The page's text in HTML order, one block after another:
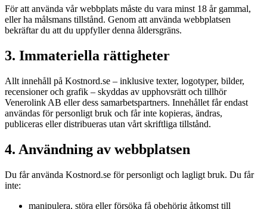
För att använda vår webbplats måste du vara minst 18 år gammal,
eller ha målsmans tillstånd. Genom att använda webbplatsen
bekräftar du att du uppfyller denna åldersgräns.
3. Immateriella rättigheter
Allt innehåll på Kostnord.se – inklusive texter, logotyper, bilder,
recensioner och grafik – skyddas av upphovsrätt och tillhör
Venerolink AB eller dess samarbetspartners. Innehållet får endast
användas för personligt bruk och får inte kopieras, ändras,
publiceras eller distribueras utan vårt skriftliga tillstånd.
4. Användning av webbplatsen
Du får använda Kostnord.se för personligt och lagligt bruk. Du får
inte:
manipulera, störa eller försöka få obehörig åtkomst till